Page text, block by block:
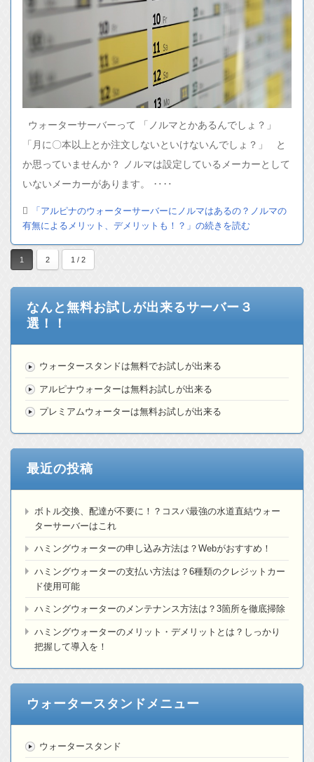
ウォーターサーバーって 「ノルマとかあるんでしょ？」
「月に〇本以上とか注文しないといけないんでしょ？」 と
か思っていませんか？ ノルマは設定しているメーカーとして
いないメーカーがあります。 ‥‥
「アルピナのウォーターサーバーにノルマはあるの？ノルマの
有無によるメリット、デメリットも！？」の続きを読む
1 2 1 / 2
なんと無料お試しが出来るサーバー３
選！！
ウォータースタンドは無料でお試しが出来る
アルピナウォーターは無料お試しが出来る
プレミアムウォーターは無料お試しが出来る
最近の投稿
ボトル交換、配達が不要に！？コスパ最強の水道直結ウォー
ターサーバーはこれ
ハミングウォーターの申し込み方法は？Webがおすすめ！
ハミングウォーターの支払い方法は？6種類のクレジットカー
ド使用可能
ハミングウォーターのメンテナンス方法は？3箇所を徹底掃除
ハミングウォーターのメリット・デメリットとは？しっかり
把握して導入を！
ウォータースタンドメニュー
ウォータースタンド